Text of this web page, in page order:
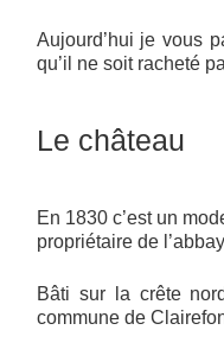
Aujourd’hui je vous
qu’il ne soit racheté
Le château
En 1830 c’est un
propriétaire de
Bâti sur la crête
commune de